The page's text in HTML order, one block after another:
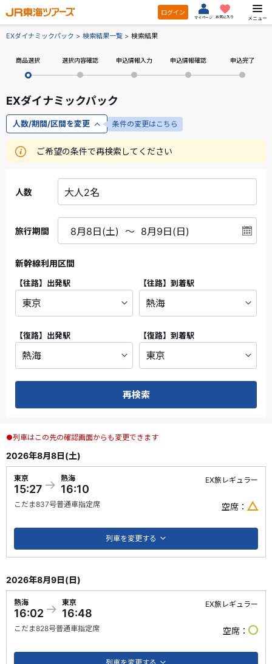
ログイン
マイページ お気に入り メニュー
EXダイナミックパック 検索結果一覧 検索結果
商品選択 選択内容確認 申込情報入力 申込情報確認 申込完了
EXダイナミックパック
人数/期間/区間を変更 条件の変更はこちら
ご希望の条件で再検索してください
人数
旅行期間
新幹線利用区間
【往路】 出発駅 【往路】 到着駅
【復路】 出発駅 【復路】 到着駅
再検索
●列車はこの先の確認画面からも変更できます
2026年8月8日(土)
東京
15:27
熱海
16:10
こだま837号普通車指定席
EX旅レギュラー
空席
列車を変更する
2026年8月9日(日)
熱海
16:02
東京
16:48
こだま828号普通車指定席
EX旅レギュラー
空席